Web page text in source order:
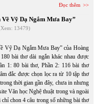
Đọc thêm
Vỹ Dạ Ngắm Mưa Bay”
13479)
Vỹ Dạ Ngắm Mưa Bay” của Hoàng
bài thơ dài ngắn khác nhau được
1: 80 bài thơ, Phần 2: 116 bài thơ
đắc được chọn lọc ra từ 10 tập thơ
thời gian gần đây, chưa in nhưng
Văn học Nghệ thuật trong và ngoài
chon 4 câu trong số những bài thơ